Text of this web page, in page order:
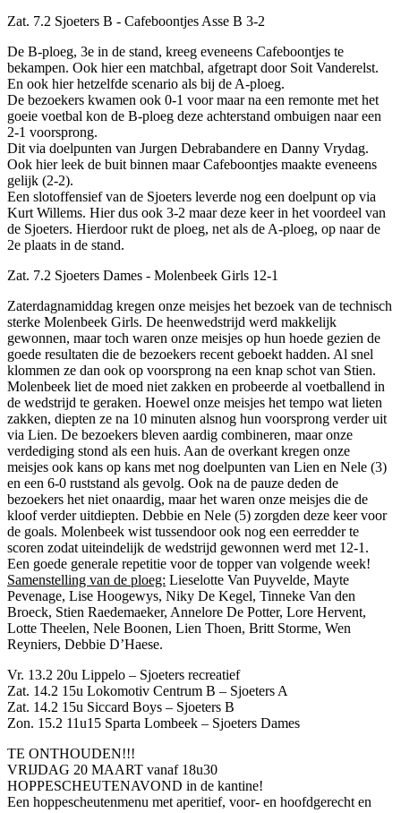
Zat. 7.2 Sjoeters B - Cafeboontjes Asse B 3-2
De B-ploeg, 3e in de stand, kreeg eveneens Cafeboontjes te
bekampen. Ook hier een matchbal, afgetrapt door Soit Vanderelst.
En ook hier hetzelfde scenario als bij de A-ploeg.
De bezoekers kwamen ook 0-1 voor maar na een remonte met het
goeie voetbal kon de B-ploeg deze achterstand ombuigen naar een
2-1 voorsprong.
Dit via doelpunten van Jurgen Debrabandere en Danny Vrydag.
Ook hier leek de buit binnen maar Cafeboontjes maakte eveneens
gelijk (2-2).
Een slotoffensief van de Sjoeters leverde nog een doelpunt op via
Kurt Willems. Hier dus ook 3-2 maar deze keer in het voordeel van
de Sjoeters. Hierdoor rukt de ploeg, net als de A-ploeg, op naar de
2e plaats in de stand.
Zat. 7.2 Sjoeters Dames - Molenbeek Girls 12-1
Zaterdagnamiddag kregen onze meisjes het bezoek van de technisch
sterke Molenbeek Girls. De heenwedstrijd werd makkelijk
gewonnen, maar toch waren onze meisjes op hun hoede gezien de
goede resultaten die de bezoekers recent geboekt hadden. Al snel
klommen ze dan ook op voorsprong na een knap schot van Stien.
Molenbeek liet de moed niet zakken en probeerde al voetballend in
de wedstrijd te geraken. Hoewel onze meisjes het tempo wat lieten
zakken, diepten ze na 10 minuten alsnog hun voorsprong verder uit
via Lien. De bezoekers bleven aardig combineren, maar onze
verdediging stond als een huis. Aan de overkant kregen onze
meisjes ook kans op kans met nog doelpunten van Lien en Nele (3)
en een 6-0 ruststand als gevolg. Ook na de pauze deden de
bezoekers het niet onaardig, maar het waren onze meisjes die de
kloof verder uitdiepten. Debbie en Nele (5) zorgden deze keer voor
de goals. Molenbeek wist tussendoor ook nog een eerredder te
scoren zodat uiteindelijk de wedstrijd gewonnen werd met 12-1.
Een goede generale repetitie voor de topper van volgende week!
Samenstelling van de ploeg: Lieselotte Van Puyvelde, Mayte
Pevenage, Lise Hoogewys, Niky De Kegel, Tinneke Van den
Broeck, Stien Raedemaeker, Annelore De Potter, Lore Hervent,
Lotte Theelen, Nele Boonen, Lien Thoen, Britt Storme, Wen
Reyniers, Debbie D’Haese.
Vr. 13.2 20u Lippelo – Sjoeters recreatief
Zat. 14.2 15u Lokomotiv Centrum B – Sjoeters A
Zat. 14.2 15u Siccard Boys – Sjoeters B
Zon. 15.2 11u15 Sparta Lombeek – Sjoeters Dames
TE ONTHOUDEN!!!
VRIJDAG 20 MAART vanaf 18u30
HOPPESCHEUTENAVOND in de kantine!
Een hoppescheutenmenu met aperitief, voor- en hoofdgerecht en